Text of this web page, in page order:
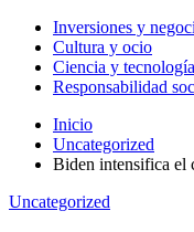
Inversiones y
Cultura y ocio
Ciencia y tecnología
Responsabilidad
Inicio
Uncategorized
Biden intensifica el
Uncategorized